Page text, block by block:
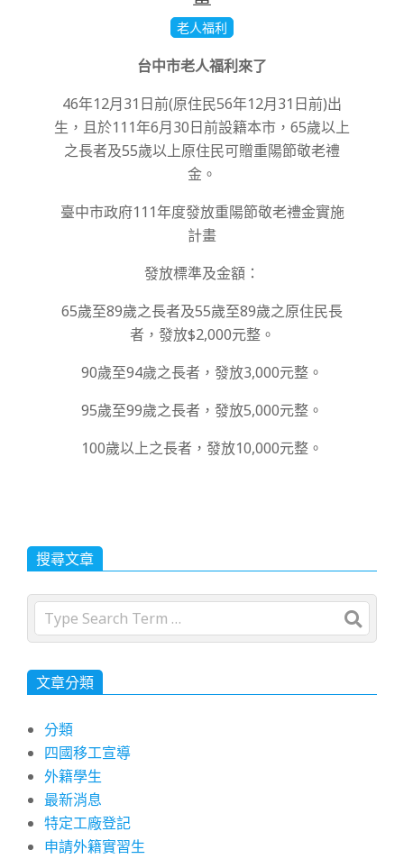
老人福利
台中市老人福利來了
46年12月31日前(原住民56年12月31日前)出
生，且於111年6月30日前設籍本市，65歲以上
之長者及55歲以上原住民可贈重陽節敬老禮
金。
臺中市政府111年度發放重陽節敬老禮金實施
計畫
發放標準及金額：
65歲至89歲之長者及55歲至89歲之原住民長
者，發放$2,000元整。
90歲至94歲之長者，發放3,000元整。
95歲至99歲之長者，發放5,000元整。
100歲以上之長者，發放10,000元整。
搜尋文章
Search
文章分類
分類
四國移工宣導
外籍學生
最新消息
特定工廠登記
申請外籍實習生